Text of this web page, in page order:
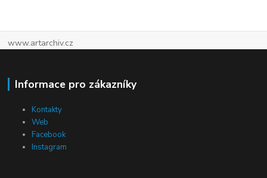
www.artarchiv.cz
Informace pro zákazníky
Kontakty
Web
Facebook
Instagram